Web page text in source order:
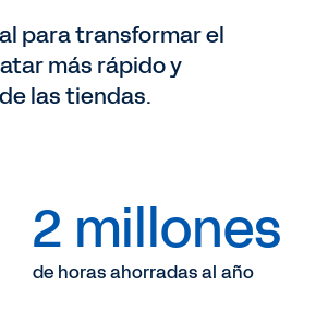
para transformar el
más rápido y
las tiendas.
2 millones
de horas ahorradas al año